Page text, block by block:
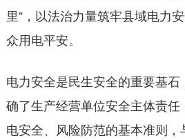
里”，以法治力量筑牢县域电力
众用电平安。
电力安全是民生安全的重要基石
确了生产经营单位安全主体责任
电安全、风险防范的基本准则